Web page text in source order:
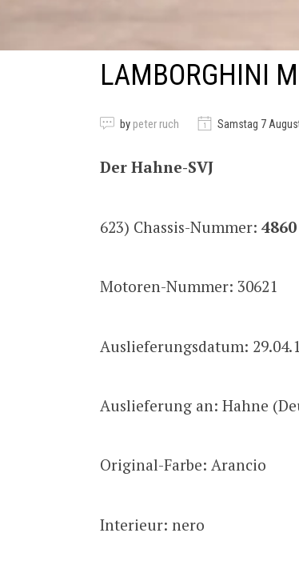
LAMBORGHINI
by peter ruch Samstag 7
Der Hahne-SVJ
623) Chassis-Nummer: 4860
Motoren-Nummer: 30621
Auslieferungsdatum:
Auslieferung an: Hahne
Original-Farbe: Arancio
Interieur: nero